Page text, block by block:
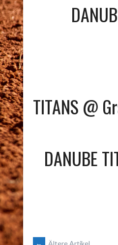
TITANS @
DANUBE
← Ältere Artikel